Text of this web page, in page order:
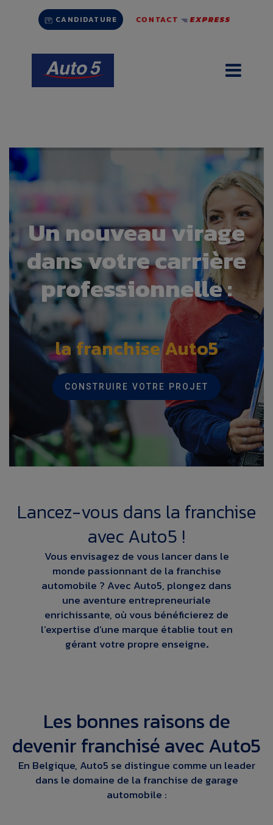
CANDIDATURE CONTACT EXPRESS
Un nouveau virage
dans votrecarrière
professionnelle :
la franchise Auto5
CONSTRUIRE VOTRE PROJET
Lancez-vous dans la franchise
avec Auto5 !
Vous envisagez de vous lancer dans le
monde passionnant de la franchise
automobile ? Avec Auto5, plongez dans
une aventure entrepreneuriale
enrichissante, où vous bénéficierez de
l’expertise d’une marque établie tout en
gérant votre propre enseigne.
Les bonnes raisons de
devenir franchisé avec Auto5
En Belgique, Auto5 se distingue comme un leader
dans le domaine de la franchise de garage
automobile :